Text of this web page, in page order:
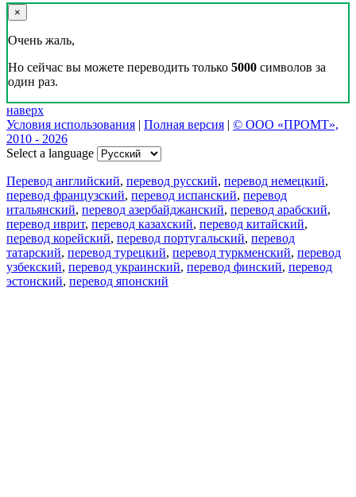
×
Очень жаль,
Но сейчас вы можете переводить только 5000 символов за
один раз.
наверх
Условия использования | Полная версия | © ООО «ПРОМТ»,
2010 - 2026
Select a language
Перевод английский, перевод русский, перевод немецкий,
перевод французский, перевод испанский, перевод
итальянский, перевод азербайджанский, перевод арабский,
перевод иврит, перевод казахский, перевод китайский,
перевод корейский, перевод португальский, перевод
татарский, перевод турецкий, перевод туркменский, перевод
узбекский, перевод украинский, перевод финский, перевод
эстонский, перевод японский